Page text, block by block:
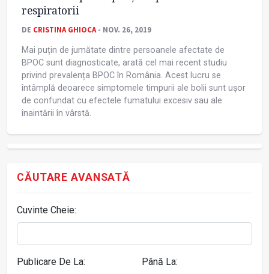
respiratorii
DE CRISTINA GHIOCA- NOV. 26, 2019
Mai puțin de jumătate dintre persoanele afectate de
BPOC sunt diagnosticate, arată cel mai recent studiu
privind prevalența BPOC în România. Acest lucru se
întâmplă deoarece simptomele timpurii ale bolii sunt ușor
de confundat cu efectele fumatului excesiv sau ale
înaintării în vârstă.
CĂUTARE AVANSATĂ
Cuvinte Cheie:
Publicare De La: Până La: